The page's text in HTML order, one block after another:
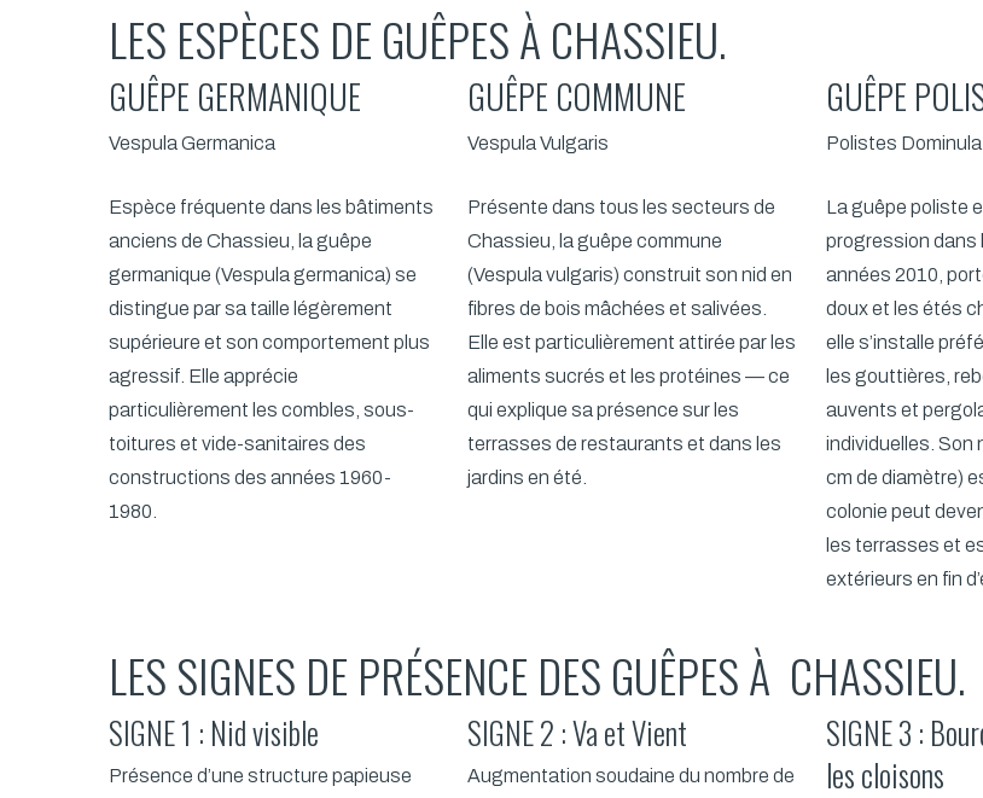
LES ESPÈCES DE GUÊPES À CHASSIEU.
GUÊPE GERMANIQUE
Vespula Germanica
Espèce fréquente dans les bâtiments
anciens de Chassieu, la guêpe
germanique (Vespula germanica) se
distingue par sa taille légèrement
supérieure et son comportement plus
agressif. Elle apprécie
particulièrement les combles, sous-
toitures et vide-sanitaires des
constructions des années 1960-
1980.
GUÊPE COMMUNE
Vespula Vulgaris
Présente dans tous les secteurs de
Chassieu, la guêpe commune
(Vespula vulgaris) construit son nid en
fibres de bois mâchées et salivées.
Elle est particulièrement attirée par les
aliments sucrés et les protéines — ce
qui explique sa présence sur les
terrasses de restaurants et dans les
jardins en été.
GUÊPE
Polistes Dominula
La guêpe poliste
progression dans
années 2010,
doux et les étés
elle s’installe
les gouttières,
auvents et
individuelles. Son
cm de diamètre)
colonie peut
les terrasses et
extérieurs en fin
LES SIGNES DE PRÉSENCE DES GUÊPES À CHASSIEU.
SIGNE 1 : Nid visible
Présence d’une structure papieuse
SIGNE 2 : Va et Vient
Augmentation soudaine du nombre de
SIGNE 3 :
les cloisons